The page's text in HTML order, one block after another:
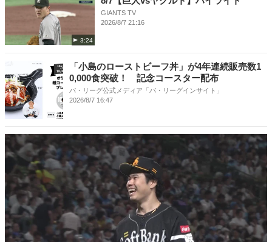
3:24
GIANTS TV
2026/8/7 21:16
「小島のローストビーフ丼」が4年連続販売数1
0,000食突破！ 記念コースター配布
パ・リーグ公式メディア「パ・リーグインサイト」
2026/8/7 16:47